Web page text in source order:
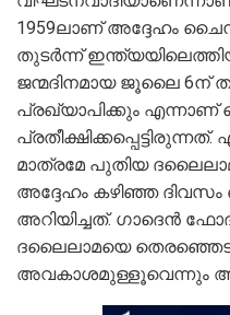
1959ലാണ് അദ്ദേഹം
തുടർന്ന്
ജന്മദിനമായ ജൂലൈ 6ന്
പ്രഖ്യാപിക്കും
മാത്രമേ പുതിയ
അദ്ദേഹം കഴിഞ്ഞ
അറിയിച്ചത്. ഗാദെൻ
ദലൈലാമയെ
അവകാശമുള്ളൂവെന്നും